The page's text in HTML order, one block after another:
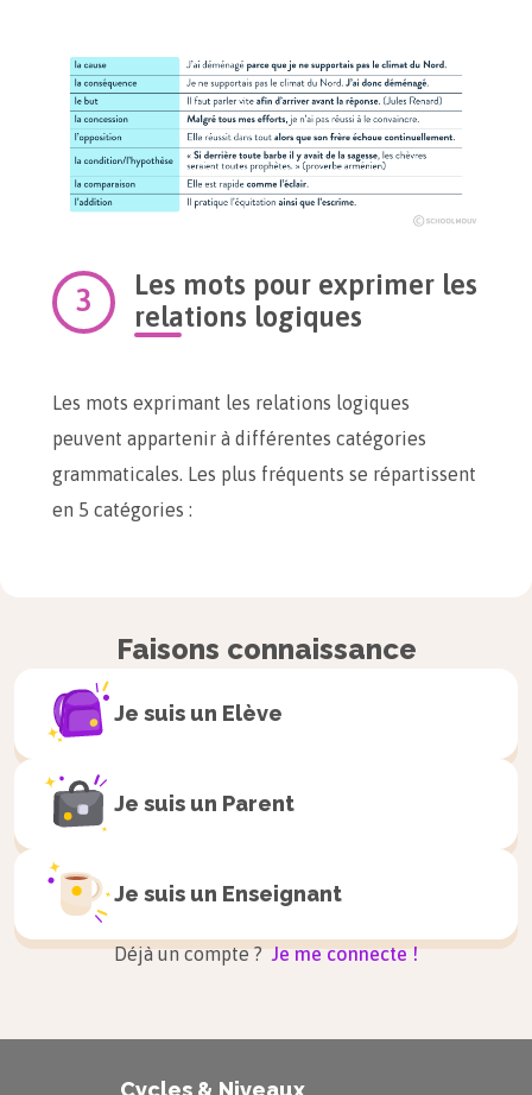
Les mots pour exprimer les
relations logiques
Les mots exprimant les relations logiques
peuvent appartenir à différentes catégories
grammaticales. Les plus fréquents se répartissent
en 5 catégories :
implicites
Il peut exister une logique implicite entre deux
phrases sont juxtaposées, le contexte et
comprendre ce lien.
Faisons connaissance
Je suis un Elève
Je suis un Parent
Je suis un Enseignant
Déjà un compte ? Je me connecte !
Cycles & Niveaux